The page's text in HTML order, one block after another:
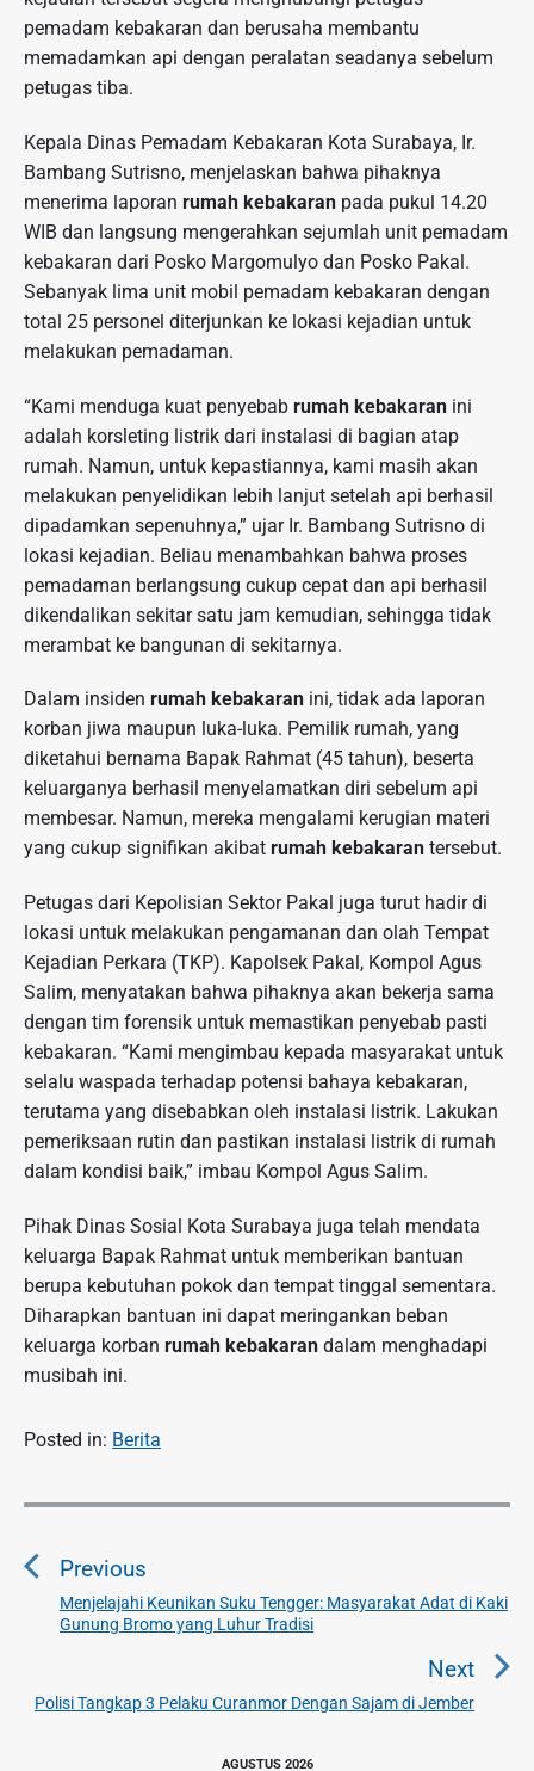
pemadam kebakaran dan berusaha membantu
memadamkan api dengan peralatan seadanya sebelum
petugas tiba.
Kepala Dinas Pemadam Kebakaran Kota Surabaya, Ir.
Bambang Sutrisno, menjelaskan bahwa pihaknya
menerima laporan rumah kebakaran pada pukul 14.20
WIB dan langsung mengerahkan sejumlah unit pemadam
kebakaran dari Posko Margomulyo dan Posko Pakal.
Sebanyak lima unit mobil pemadam kebakaran dengan
total 25 personel diterjunkan ke lokasi kejadian untuk
melakukan pemadaman.
“Kami menduga kuat penyebab rumah kebakaran ini
adalah korsleting listrik dari instalasi di bagian atap
rumah. Namun, untuk kepastiannya, kami masih akan
melakukan penyelidikan lebih lanjut setelah api berhasil
dipadamkan sepenuhnya,” ujar Ir. Bambang Sutrisno di
lokasi kejadian. Beliau menambahkan bahwa proses
pemadaman berlangsung cukup cepat dan api berhasil
dikendalikan sekitar satu jam kemudian, sehingga tidak
merambat ke bangunan di sekitarnya.
Dalam insiden rumah kebakaran ini, tidak ada laporan
korban jiwa maupun luka-luka. Pemilik rumah, yang
diketahui bernama Bapak Rahmat (45 tahun), beserta
keluarganya berhasil menyelamatkan diri sebelum api
membesar. Namun, mereka mengalami kerugian materi
yang cukup signifikan akibat rumah kebakaran tersebut.
Petugas dari Kepolisian Sektor Pakal juga turut hadir di
lokasi untuk melakukan pengamanan dan olah Tempat
Kejadian Perkara (TKP). Kapolsek Pakal, Kompol Agus
Salim, menyatakan bahwa pihaknya akan bekerja sama
dengan tim forensik untuk memastikan penyebab pasti
kebakaran. “Kami mengimbau kepada masyarakat untuk
selalu waspada terhadap potensi bahaya kebakaran,
terutama yang disebabkan oleh instalasi listrik. Lakukan
pemeriksaan rutin dan pastikan instalasi listrik di rumah
dalam kondisi baik,” imbau Kompol Agus Salim.
Pihak Dinas Sosial Kota Surabaya juga telah mendata
keluarga Bapak Rahmat untuk memberikan bantuan
berupa kebutuhan pokok dan tempat tinggal sementara.
Diharapkan bantuan ini dapat meringankan beban
keluarga korban rumah kebakaran dalam menghadapi
musibah ini.
Posted in: Berita
N
v
s
Previous
P
r
v
Menjelajahi Keunikan Suku Tengger: Masyarakat Adat di Kaki
Gunung Bromo yang Luhur Tradisi
Next
N
Polisi Tangkap 3 Pelaku Curanmor Dengan Sajam di Jember
AGUSTUS 2026